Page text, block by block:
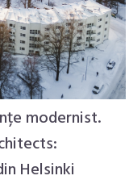
modernist.
Helsinki